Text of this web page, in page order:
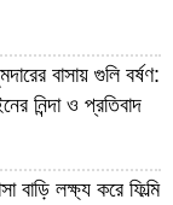
বাসায় গুলি বর্ষণ:
নিন্দা ও প্রতিবাদ
বাড়ি লক্ষ্য করে ফিল্মি